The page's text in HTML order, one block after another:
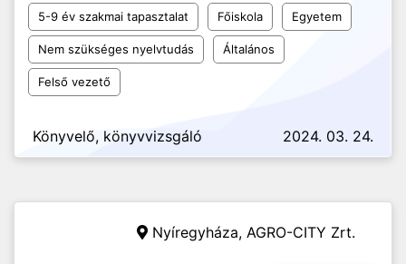
5-9 év szakmai tapasztalat Főiskola Egyetem
Nem szükséges nyelvtudás Általános
Felső vezető
Könyvelő, könyvvizsgáló 2024. 03. 24.
Nyíregyháza, AGRO-CITY Zrt.